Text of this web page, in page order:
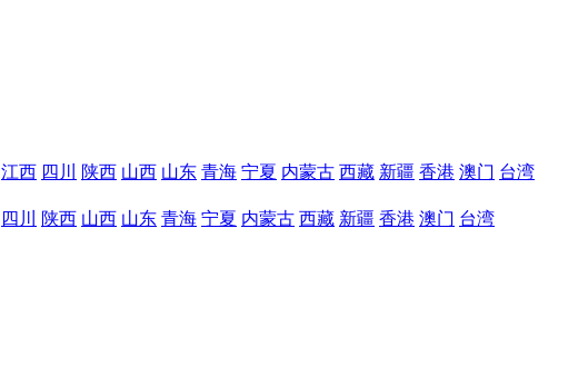
江西 四川 陕西 山西 山东 青海 宁夏 内蒙古 西藏 新疆 香港 澳门 台湾
四川 陕西 山西 山东 青海 宁夏 内蒙古 西藏 新疆 香港 澳门 台湾